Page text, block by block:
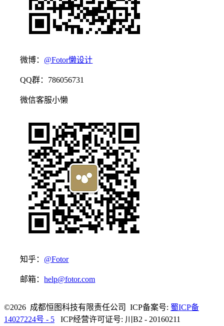
微博： @Fotor懒设计
QQ群：786056731
微信客服小懒
知乎： @Fotor
邮箱：help@fotor.com
©2026 成都恒图科技有限责任公司 ICP备案号: 蜀ICP备
14027224号 - 5 ICP经营许可证号: 川B2 - 20160211